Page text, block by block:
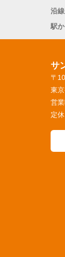
沿
駅
サ
〒
東
営業
定休